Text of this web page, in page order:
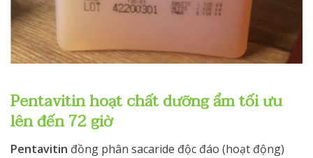
Pentavitin hoạt chất dưỡng ẩm tối ưu
lên đến 72 giờ
Pentavitin đồng phân sacaride độc đáo (hoạt động)